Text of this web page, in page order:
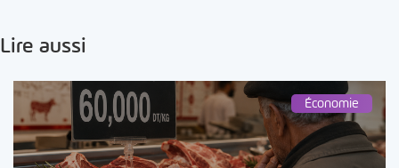
Lire aussi
Économie